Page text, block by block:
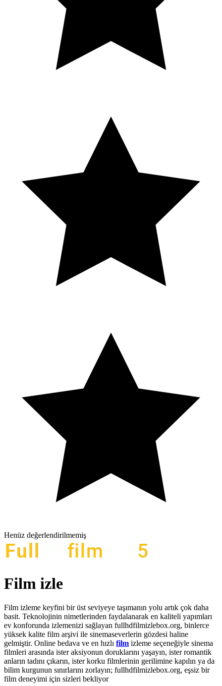
Henüz değerlendirilmemiş
Film izle
Film izleme keyfini bir üst seviyeye taşımanın yolu artık çok daha
basit. Teknolojinin nimetlerinden faydalanarak en kaliteli yapımları
ev konforunda izlemenizi sağlayan fullhdfilmizlebox.org, binlerce
yüksek kalite film arşivi ile sinemaseverlerin gözdesi haline
gelmiştir. Online bedava ve en hızlı film izleme seçeneğiyle sinema
filmleri arasında ister aksiyonun doruklarını yaşayın, ister romantik
anların tadını çıkarın, ister korku filmlerinin gerilimine kapılın ya da
bilim kurgunun sınırlarını zorlayın; fullhdfilmizlebox.org, eşsiz bir
film deneyimi için sizleri bekliyor